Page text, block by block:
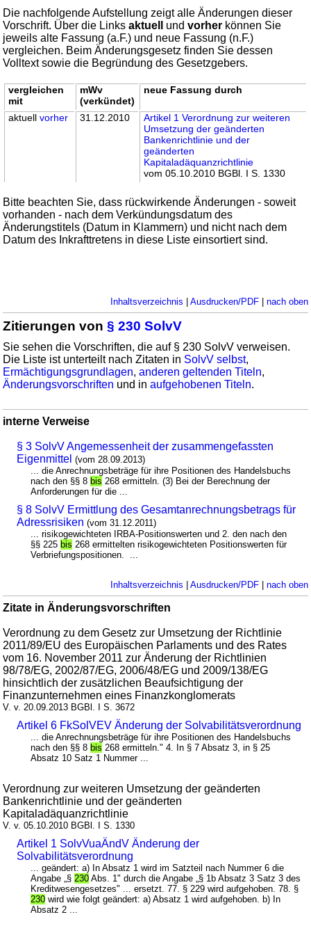
Die nachfolgende Aufstellung zeigt alle Änderungen dieser
Vorschrift. Über die Linksaktuell undvorher können Sie
jeweils alte Fassung (a.F.) und neue Fassung (n.F.)
vergleichen. Beim Änderungsgesetz finden Sie dessen
Volltext sowie die Begründung des Gesetzgebers.
vergleichen
mit
mWv
(verkündet)
neue Fassung durch
aktuellvorher 31.12.2010
Artikel 1 Verordnung zur weiteren
Umsetzung der geänderten
Bankenrichtlinie und der
geänderten
Kapitaladäquanzrichtlinie
vom 05.10.2010 BGBl. I S. 1330
Bitte beachten Sie, dass rückwirkende Änderungen - soweit
vorhanden - nach dem Verkündungsdatum des
Änderungstitels (Datum in Klammern) und nicht nach dem
Datum des Inkrafttretens in diese Liste einsortiert sind.
Inhaltsverzeichnis | Ausdrucken/PDF| nach oben
Zitierungen von§ 230 SolvV
Sie sehen die Vorschriften, die auf § 230 SolvV verweisen.
Die Liste ist unterteilt nach Zitaten in SolvV selbst,
Ermächtigungsgrundlagen,anderen geltenden Titeln,
Änderungsvorschriften und inaufgehobenen Titeln.
interne Verweise
§ 3 SolvV Angemessenheit der zusammengefassten
Eigenmittel (vom 28.09.2013)
... die Anrechnungsbeträge für ihre Positionen des Handelsbuchs
nach den §§ 8bis 268 ermitteln. (3) Bei der Berechnung der
Anforderungen für die ...
§ 8 SolvV Ermittlung des Gesamtanrechnungsbetrags für
Adressrisiken (vom 31.12.2011)
... risikogewichteten IRBA-Positionswerten und 2. den nach den
§§ 225bis 268 ermittelten risikogewichteten Positionswerten für
Verbriefungspositionen. ...
Inhaltsverzeichnis | Ausdrucken/PDF| nach oben
Zitate in Änderungsvorschriften
Verordnung zu dem Gesetz zur Umsetzung der Richtlinie
2011/89/EU des Europäischen Parlaments und des Rates
vom 16. November 2011 zur Änderung der Richtlinien
98/78/EG, 2002/87/EG, 2006/48/EG und 2009/138/EG
hinsichtlich der zusätzlichen Beaufsichtigung der
Finanzunternehmen eines Finanzkonglomerats
V. v. 20.09.2013 BGBl. I S. 3672
Artikel 6 FkSolVEV Änderung der Solvabilitätsverordnung
... die Anrechnungsbeträge für ihre Positionen des Handelsbuchs
nach den §§ 8bis 268 ermitteln." 4. In § 7 Absatz 3, in § 25
Absatz 10 Satz 1 Nummer ...
Verordnung zur weiteren Umsetzung der geänderten
Bankenrichtlinie und der geänderten
Kapitaladäquanzrichtlinie
V. v. 05.10.2010 BGBl. I S. 1330
Artikel 1 SolvVuaÄndV Änderung der
Solvabilitätsverordnung
... geändert: a) In Absatz 1 wird im Satzteil nach Nummer 6 die
Angabe „§ 230 Abs. 1" durch die Angabe „§ 1b Absatz 3 Satz 3 des
Kreditwesengesetzes" ... ersetzt. 77. § 229 wird aufgehoben. 78. §
230 wird wie folgt geändert: a) Absatz 1 wird aufgehoben. b) In
Absatz 2 ...